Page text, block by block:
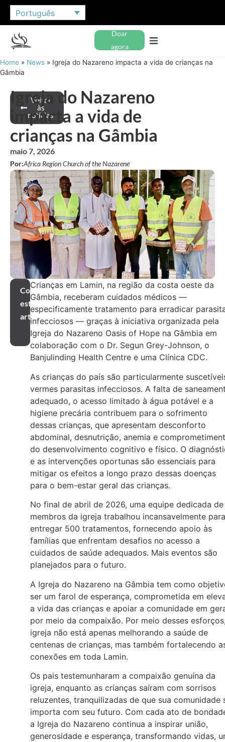
Português
Doar
agora
Home » News » Igreja do Nazareno impacta a vida de crianças na
Gâmbia
Voltar
às
notícias
Igreja do Nazareno
impacta a vida de
crianças na Gâmbia
maio 7, 2026
Por:Africa Region Church of the Nazarene
Compartilhar
este
artigo
Crianças em Lamin, na região da costa oeste da
Gâmbia, receberam cuidados médicos —
especificamente tratamento para erradicar
infecciosos — graças à iniciativa organizada pela
Igreja do Nazareno Oasis of Hope na Gâmbia em
colaboração com o Dr. Segun Grey-Johnson, o
Banjulinding Health Centre e uma Clínica CDC.
As crianças do país são particularmente
vermes parasitas infecciosos. A falta de
adequado, o acesso limitado à água potável e a
higiene precária contribuem para o sofrimento
dessas crianças, que apresentam desconforto
abdominal, desnutrição, anemia e
do desenvolvimento cognitivo e físico. O
e as intervenções oportunas são essenciais para
mitigar os efeitos a longo prazo dessas doenças
para o bem-estar geral das crianças.
No final de abril de 2026, uma equipe dedicada de
membros da igreja trabalhou incansavelmente para
entregar 500 tratamentos, fornecendo apoio às
famílias que enfrentam desafios no acesso a
cuidados de saúde adequados. Mais eventos são
planejados para o futuro.
A Igreja do Nazareno na Gâmbia tem como
ser um farol de esperança, comprometida em
a vida das crianças e apoiar a comunidade em
por meio da compaixão. Por meio desses
igreja não está apenas melhorando a saúde de
centenas de crianças, mas também fortalecendo
conexões em toda Lamin.
Os pais testemunharam a compaixão genuína da
igreja, enquanto as crianças saíram com sorrisos
reluzentes, tranquilizadas de que sua comunidade
importa com seu futuro. Com cada ato de
a Igreja do Nazareno continua a inspirar união,
generosidade e esperança, transformando vidas,